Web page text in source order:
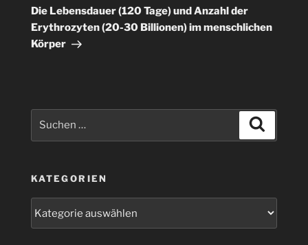
Beitrag
Die Lebensdauer (120 Tage) und Anzahl der
Erythrozyten (20-30 Billionen) im menschlichen
Körper
KATEGORIEN